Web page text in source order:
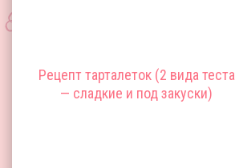
Рецепт тарталеток (2 вида теста
— сладкие и под закуски)